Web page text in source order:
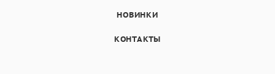
НОВИНКИ
КОНТАКТЫ